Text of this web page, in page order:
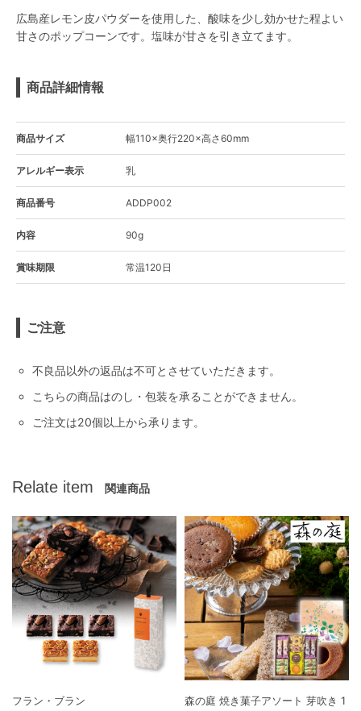
広島産レモン皮パウダーを使用した、酸味を少し効かせた程よい
甘さのポップコーンです。塩味が甘さを引き立てます。
商品詳細情報
商品サイズ 幅110×奥行220×高さ60mm
アレルギー表示 乳
商品番号 ADDP002
内容 90g
賞味期限 常温120日
ご注意
不良品以外の返品は不可とさせていただきます。
こちらの商品はのし・包装を承ることができません。
ご注文は20個以上から承ります。
Relate item 関連商品
フラン・ブラン
森の庭 焼き菓子アソート 芽吹き 1